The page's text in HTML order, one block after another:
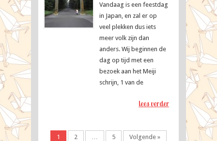
Vandaag is een feestdag
in Japan, en zal er op
veel plekken dus iets
meer volk zijn dan
anders. Wij beginnen de
dag op tijd met een
bezoek aan het Meiji
schrijn, 1 van de
lees verder
1 2 … 5 Volgende »